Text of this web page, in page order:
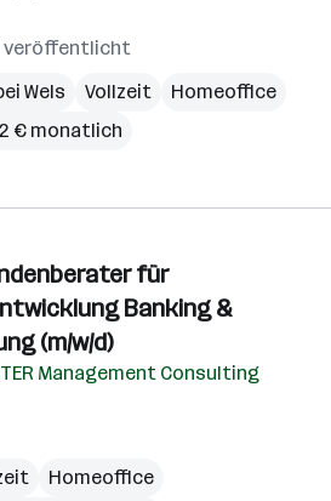
veröffentlicht
Wels
Vollzeit
Homeoffice
€ monatlich
für
Banking &
(m/w/d)
Management Consulting
Homeoffice